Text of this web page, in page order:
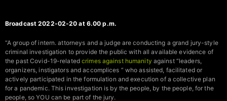
Broadcast 2022-02-20 at 6.00 p.m.
“A group of intern. attorneys and a judge are conducting a grand jury-style
criminal investigation to provide the public with all available evidence of
the past Covid-19-relatedcrimes against humanity against “leaders,
organizers, instigators and accomplices ” who assisted, facilitated or
actively participated in the formulation and execution of a collective plan
for a pandemic. This investigation is by the people, by the people, for the
people, so YOU can be part of the jury.